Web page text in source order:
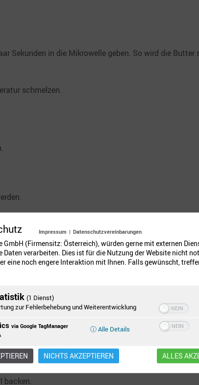
Sekunden in die Mikrowelle geben. So wird die Butter
schmelzen.
die Schokolade einfließen lassen.
dem Handmixer (Rührhaken) zu einem
Backpapier ausgelegtes Backblech zu
backen.
Impressum | Datenschutzvereinbarungen
GmbH (Firmensitz: Österreich), würden gerne mit externen
Daten verarbeiten. Dies ist für die Nutzung der Website nicht
eine noch engere Interaktion mit Ihnen. Falls gewünscht,
(1 Dienst)
zur Fehlerbehebung und Weiterentwicklung
via Google TagManager ⓘ Alle Details
NICHTS AKZEPTIEREN ALLES